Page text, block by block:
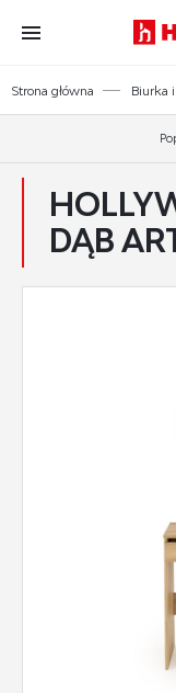
Przejdź do treści.
Przejdź do menu.
Przejdź do
Strona główna Biurka
DĄB